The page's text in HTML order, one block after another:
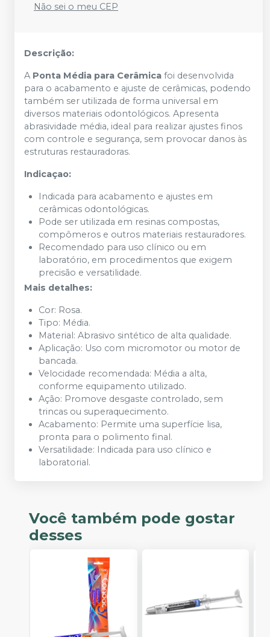
Não sei o meu CEP
Descrição:
A Ponta Média para Cerâmica foi desenvolvida
para o acabamento e ajuste de cerâmicas, podendo
também ser utilizada de forma universal em
diversos materiais odontológicos. Apresenta
abrasividade média, ideal para realizar ajustes finos
com controle e segurança, sem provocar danos às
estruturas restauradoras.
Indicaçao:
Indicada para acabamento e ajustes em
cerâmicas odontológicas.
Pode ser utilizada em resinas compostas,
compômeros e outros materiais restauradores.
Recomendado para uso clínico ou em
laboratório, em procedimentos que exigem
precisão e versatilidade.
Mais detalhes:
Cor: Rosa.
Tipo: Média.
Material: Abrasivo sintético de alta qualidade.
Aplicação: Uso com micromotor ou motor de
bancada.
Velocidade recomendada: Média a alta,
conforme equipamento utilizado.
Ação: Promove desgaste controlado, sem
trincas ou superaquecimento.
Acabamento: Permite uma superfície lisa,
pronta para o polimento final.
Versatilidade: Indicada para uso clínico e
laboratorial.
Você também pode gostar
desses